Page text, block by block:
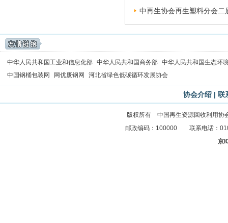
中再生协会再生塑料分会二
中华人民共和国工业和信息化部 中华人民共和国商务部 中华人民共和国生态环
中国钢桶包装网
网优废钢网 河北省绿色低碳循环发展协会
协会介绍 | 联
版权所有 中国再生资源回收利用
邮政编码：100000 联系电话：
京